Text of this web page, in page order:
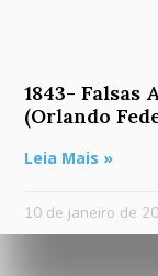
1843- Falsas
(Orlando
Leia Mais »
10 de janeiro de